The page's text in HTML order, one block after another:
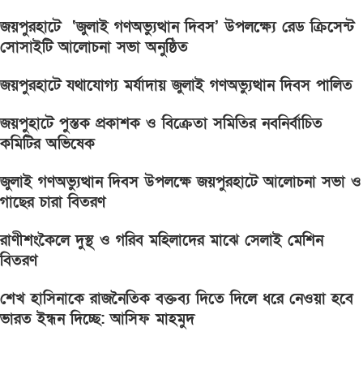
জয়পুরহাটে ‘জুলাই গণঅভ্যুত্থান দিবস’ উপলক্ষ্যে রেড ক্রিসেন্ট
সোসাইটি আলোচনা সভা অনুষ্ঠিত
জয়পুরহাটে যথাযোগ্য মর্যাদায় জুলাই গণঅভ্যুত্থান দিবস পালিত
জয়পুহাটে পুস্তক প্রকাশক ও বিক্রেতা সমিতির নবনির্বাচিত
কমিটির অভিষেক
জুলাই গণঅভ্যুত্থান দিবস উপলক্ষে জয়পুরহাটে আলোচনা সভা ও
গাছের চারা বিতরণ
রাণীশংকৈলে দুস্থ ও গরিব মহিলাদের মাঝে সেলাই মেশিন
বিতরণ
শেখ হাসিনাকে রাজনৈতিক বক্তব্য দিতে দিলে ধরে নেওয়া হবে
ভারত ইন্ধন দিচ্ছে: আসিফ মাহমুদ